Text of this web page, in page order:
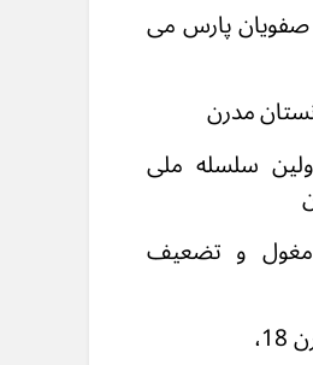
پارس می
مدرن
سلسله ملی
مغول و تضعیف